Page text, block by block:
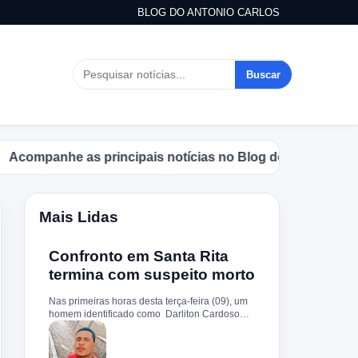
BLOG DO ANTONIO CARLOS
Buscar
as principais notícias no Blog do Antonio Carlos.
Mais Lidas
Confronto em Santa Rita
termina com suspeito morto
Nas primeiras horas desta terça-feira (09), um
homem identificado como Darliton Cardoso
Pereira morreu após confronto com a Polícia
Militar no povoado Timbotiba, zona rural de
Santa Rita. De acordo com a PM, os policiais